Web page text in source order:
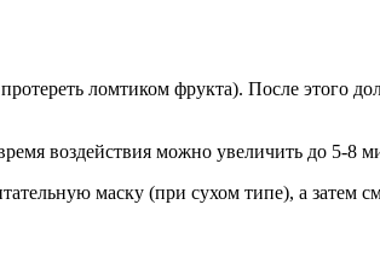
ломтиком фрукта). После этого
воздействия можно увеличить до 5-8
маску (при сухом типе), а затем